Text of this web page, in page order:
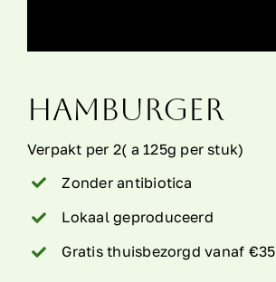
Hamburger
Verpakt per 2( a 125g per stuk)
Zonder antibiotica
Lokaal geproduceerd
Gratis thuisbezorgd vanaf €35